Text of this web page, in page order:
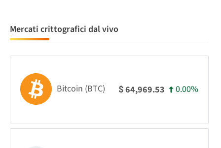
Mercati crittografici dal vivo
Bitcoin (BTC) $64,969.53 0.00%